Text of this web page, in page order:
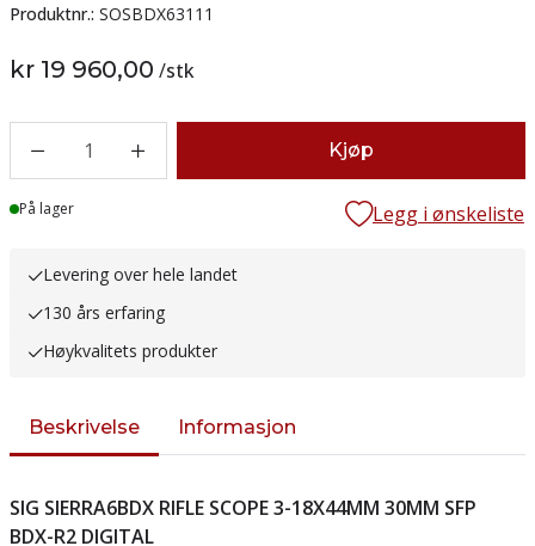
Produktnr.: SOSBDX63111
kr 19 960,00 /stk
1 Kjøp
Lager
På lager Legg i ønskeliste
Levering over hele landet
130 års erfaring
Høykvalitets produkter
Beskrivelse Informasjon
SIG SIERRA6BDX RIFLE SCOPE 3-18X44MM 30MM SFP
BDX-R2 DIGITAL